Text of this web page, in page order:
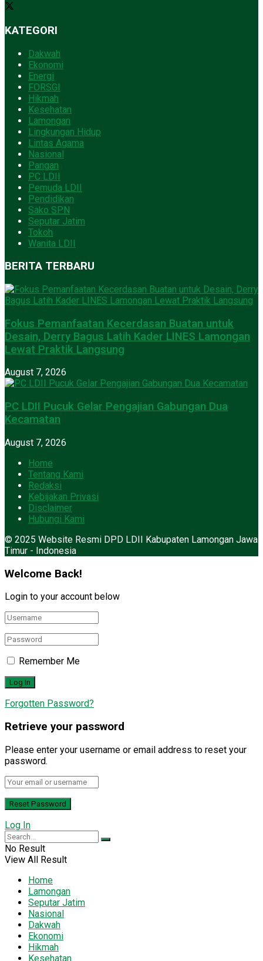
KATEGORI
Dakwah
Ekonomi
Energi
FORSGI
Hikmah
Kesehatan
Lamongan
Lingkungan Hidup
Lintas Agama
Nasional
Pangan
PC LDII
Pemuda LDII
Pendidikan
Sako SPN
Seputar Jatim
Tokoh
Wanita LDII
BERITA TERBARU
Fokus Pemanfaatan Kecerdasan Buatan untuk
Desain, Derry Bagus Latih Kader LINES Lamongan
Lewat Praktik Langsung
August 7, 2026
PC LDII Pucuk Gelar Pengajian Gabungan Dua
Kecamatan
August 7, 2026
Home
Tentang Kami
Redaksi
Kebijakan Privasi
Disclaimer
Hubungi Kami
© 2025 Website Resmi DPD LDII Kabupaten Lamongan Jawa
Timur - Indonesia
Welcome Back!
Login to your account below
Remember Me
Forgotten Password?
Retrieve your password
Please enter your username or email address to reset your
password.
Log In
No Result
View All Result
Home
Lamongan
Seputar Jatim
Nasional
Dakwah
Ekonomi
Hikmah
Kesehatan